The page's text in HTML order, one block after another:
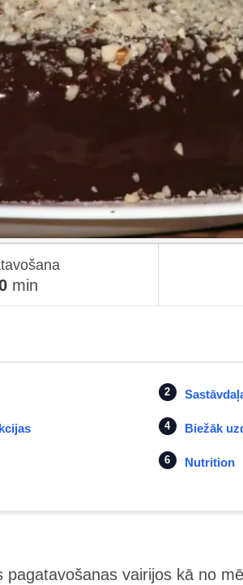
min
Biežāk
Nutrition
pagatavošanas vairijos kā no